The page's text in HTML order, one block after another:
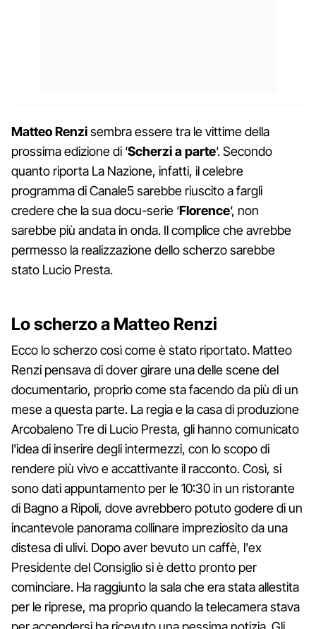
Matteo Renzisembra essere tra le vittime della
prossima edizione di ‘Scherzi a parte‘. Secondo
quanto riporta La Nazione, infatti, il celebre
programma di Canale5 sarebbe riuscito a fargli
credere che la sua docu-serie ‘Florence‘, non
sarebbe più andata in onda. Il complice che avrebbe
permesso la realizzazione dello scherzo sarebbe
stato Lucio Presta.
Lo scherzo a Matteo Renzi
Ecco lo scherzo così come è stato riportato. Matteo
Renzi pensava di dover girare una delle scene del
documentario, proprio come sta facendo da più di un
mese a questa parte. La regia e la casa di produzione
Arcobaleno Tre di Lucio Presta, gli hanno comunicato
l'idea di inserire degli intermezzi, con lo scopo di
rendere più vivo e accattivante il racconto. Così, si
sono dati appuntamento per le 10:30 in un ristorante
di Bagno a Ripoli, dove avrebbero potuto godere di un
incantevole panorama collinare impreziosito da una
distesa di ulivi. Dopo aver bevuto un caffè, l'ex
Presidente del Consiglio si è detto pronto per
cominciare. Ha raggiunto la sala che era stata allestita
per le riprese, ma proprio quando la telecamera stava